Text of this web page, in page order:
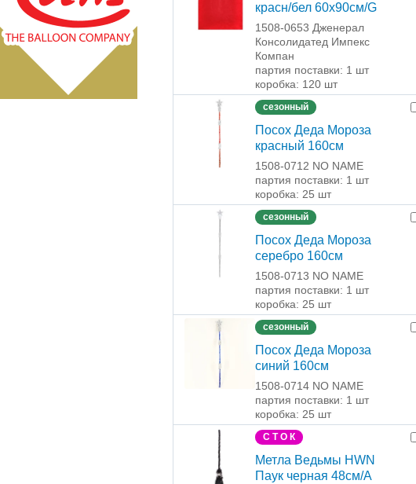
красн/бел 60х90см/G
1508-0653 Дженерал
Консолидатед Импекс
Компан
партия поставки: 1 шт
коробка: 120 шт
сезонный
Посох Деда Мороза
красный 160см
1508-0712 NO NAME
партия поставки: 1 шт
коробка: 25 шт
сезонный
Посох Деда Мороза
серебро 160см
1508-0713 NO NAME
партия поставки: 1 шт
коробка: 25 шт
сезонный
Посох Деда Мороза
синий 160см
1508-0714 NO NAME
партия поставки: 1 шт
коробка: 25 шт
С Т О К
Метла Ведьмы HWN
Паук черная 48см/А